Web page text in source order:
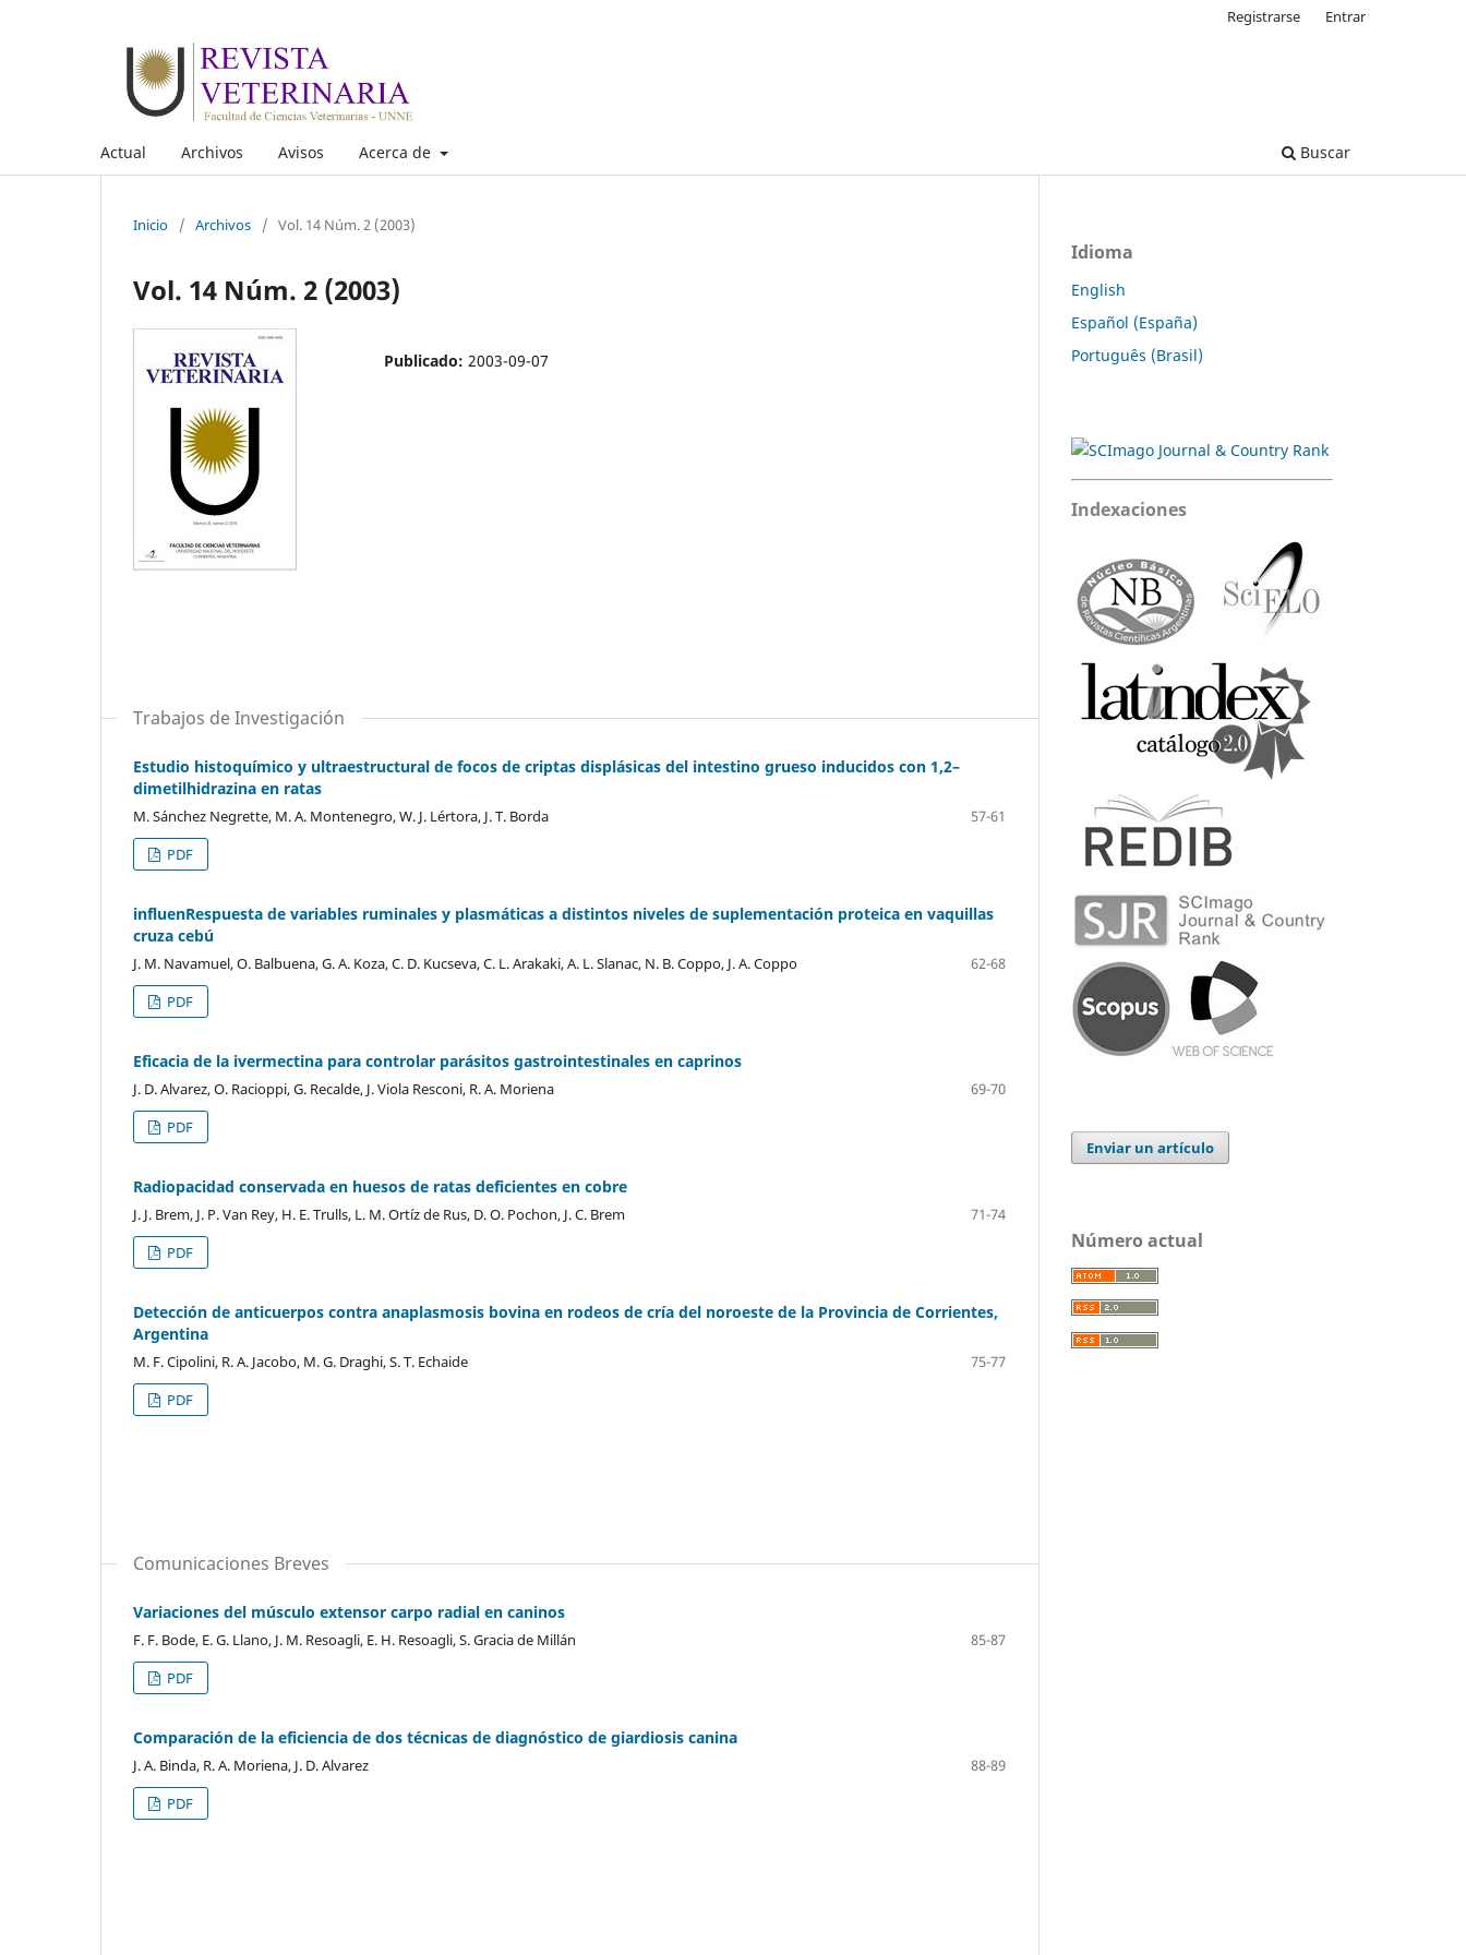
Actual Archivos Avisos Acerca de Buscar
Registrarse Entrar
Inicio / Archivos / Vol. 14 Núm. 2 (2003)
Vol. 14 Núm. 2 (2003)
Publicado: 2003-09-07
Trabajos de Investigación
Estudio histoquímico y ultraestructural de focos de criptas displásicas del intestino grueso inducidos con 1,2–
dimetilhidrazina en ratas
M. Sánchez Negrette, M. A. Montenegro, W. J. Lértora, J. T. Borda
57-61
PDF
influenRespuesta de variables ruminales y plasmáticas a distintos niveles de suplementación proteica en vaquillas
cruza cebú
J. M. Navamuel, O. Balbuena, G. A. Koza, C. D. Kucseva, C. L. Arakaki, A. L. Slanac, N. B. Coppo, J. A. Coppo
62-68
PDF
Eficacia de la ivermectina para controlar parásitos gastrointestinales en caprinos
J. D. Alvarez, O. Racioppi, G. Recalde, J. Viola Resconi, R. A. Moriena
69-70
PDF
Radiopacidad conservada en huesos de ratas deficientes en cobre
J. J. Brem, J. P. Van Rey, H. E. Trulls, L. M. Ortíz de Rus, D. O. Pochon, J. C. Brem
71-74
PDF
Detección de anticuerpos contra anaplasmosis bovina en rodeos de cría del noroeste de la Provincia de Corrientes,
Argentina
M. F. Cipolini, R. A. Jacobo, M. G. Draghi, S. T. Echaide
75-77
PDF
Comunicaciones Breves
Variaciones del músculo extensor carpo radial en caninos
F. F. Bode, E. G. Llano, J. M. Resoagli, E. H. Resoagli, S. Gracia de Millán
85-87
PDF
Comparación de la eficiencia de dos técnicas de diagnóstico de giardiosis canina
J. A. Binda, R. A. Moriena, J. D. Alvarez
88-89
PDF
Idioma
English
Español (España)
Português (Brasil)
Indexaciones
Enviar un artículo
Número actual